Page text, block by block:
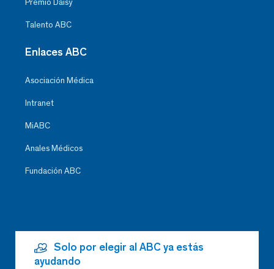
Premio Daisy
Talento ABC
Enlaces ABC
Asociación Médica
Intranet
MiABC
Anales Médicos
Fundación ABC
Solo por elegir al ABC ya estás
ayudando